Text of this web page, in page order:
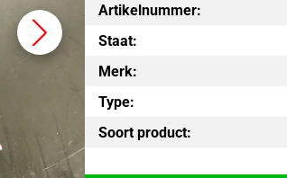
Artikelnummer:
Staat:
Merk:
Type:
Soort product: